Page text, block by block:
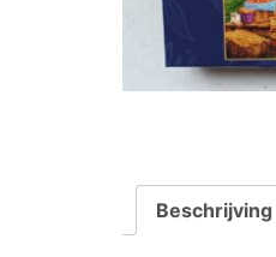
Beschrijving